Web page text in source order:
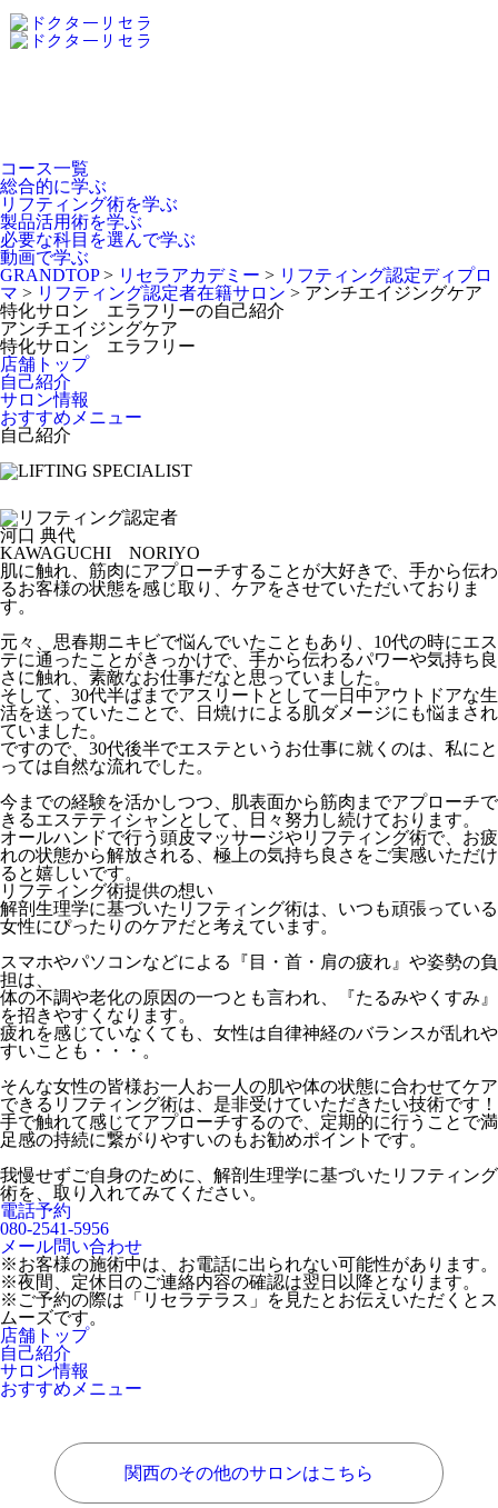
Dr.Recella Academy
について
コース一覧
総合的に学ぶ
リフティング術を学ぶ
製品活用術を学ぶ
必要な科目を選んで学ぶ
動画で学ぶ
GRANDTOP> リセラアカデミー > リフティング認定ディプロ
マ > リフティング認定者在籍サロン > アンチエイジングケア
特化サロン エラフリーの自己紹介
アンチエイジングケア
特化サロン エラフリー
店舗トップ
自己紹介
サロン情報
おすすめメニュー
自己紹介
河口 典代
KAWAGUCHI NORIYO
肌に触れ、筋肉にアプローチすることが大好きで、手から伝わ
るお客様の状態を感じ取り、ケアをさせていただいておりま
す。
元々、思春期ニキビで悩んでいたこともあり、10代の時にエス
テに通ったことがきっかけで、手から伝わるパワーや気持ち良
さに触れ、素敵なお仕事だなと思っていました。
そして、30代半ばまでアスリートとして一日中アウトドアな生
活を送っていたことで、日焼けによる肌ダメージにも悩まされ
ていました。
ですので、30代後半でエステというお仕事に就くのは、私にと
っては自然な流れでした。
今までの経験を活かしつつ、肌表面から筋肉までアプローチで
きるエステティシャンとして、日々努力し続けております。
オールハンドで行う頭皮マッサージやリフティング術で、お疲
れの状態から解放される、極上の気持ち良さをご実感いただけ
ると嬉しいです。
リフティング術提供の想い
解剖生理学に基づいたリフティング術は、いつも頑張っている
女性にぴったりのケアだと考えています。
スマホやパソコンなどによる『目・首・肩の疲れ』や姿勢の負
担は、
体の不調や老化の原因の一つとも言われ、『たるみやくすみ』
を招きやすくなります。
疲れを感じていなくても、女性は自律神経のバランスが乱れや
すいことも・・・。
そんな女性の皆様お一人お一人の肌や体の状態に合わせてケア
できるリフティング術は、是非受けていただきたい技術です！
手で触れて感じてアプローチするので、定期的に行うことで満
足感の持続に繋がりやすいのもお勧めポイントです。
我慢せずご自身のために、解剖生理学に基づいたリフティング
術を、取り入れてみてください。
電話予約
080-2541-5956
メール問い合わせ
※お客様の施術中は、お電話に出られない可能性があります。
※夜間、定休日のご連絡内容の確認は翌日以降となります。
※ご予約の際は「リセラテラス」を見たとお伝えいただくとス
ムーズです。
店舗トップ
自己紹介
サロン情報
おすすめメニュー
関西のその他のサロンはこちら